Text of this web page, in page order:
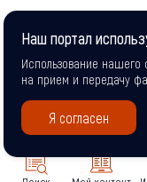
16+Наш портал
Использование нашего
на прием и передачу
Я согласен